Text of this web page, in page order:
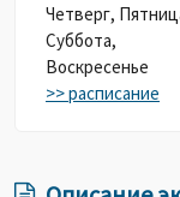
Четверг,
Суббота,
Воскресенье
>> расписание